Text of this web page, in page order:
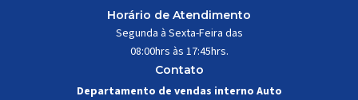
Horário de Atendimento
Segunda à Sexta-Feira das
08:00hrs às 17:45hrs.
Contato
Departamento de vendas interno Auto